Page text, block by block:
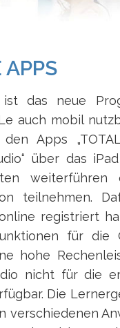
das neue
auch mobil
Apps
über das
teilnehmen.
registriert
für die
hohe
nicht für die
Die
verschiedenen